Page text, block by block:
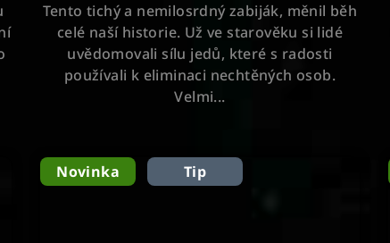
Tento tichý a nemilosrdný zabiják, měnil běh
celé naší historie. Už ve starověku si lidé
uvědomovali sílu jedů, které s radosti
používali k eliminaci nechtěných osob.
Velmi...
Novinka Tip